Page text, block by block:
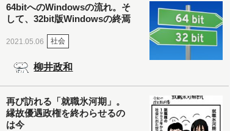
64bitへのWindowsの流れ。そ
して、32bit版Windowsの終焉
2021.05.06 社会
柳井政和
再び訪れる「就職氷河期」。
縁故優遇政権を終わらせるの
は今